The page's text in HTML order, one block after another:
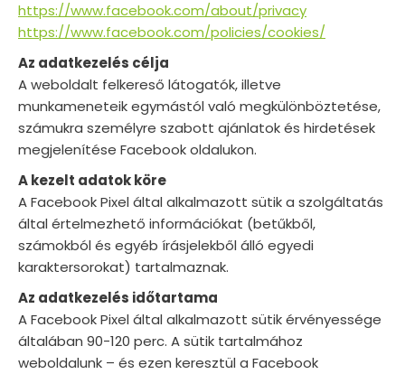
https://www.facebook.com/about/privacy
https://www.facebook.com/policies/cookies/
Az adatkezelés célja
A weboldalt felkereső látogatók, illetve
munkameneteik egymástól való megkülönböztetése,
számukra személyre szabott ajánlatok és hirdetések
megjelenítése Facebook oldalukon.
A kezelt adatok köre
A Facebook Pixel által alkalmazott sütik a szolgáltatás
által értelmezhető információkat (betűkből,
számokból és egyéb írásjelekből álló egyedi
karaktersorokat) tartalmaznak.
Az adatkezelés időtartama
A Facebook Pixel által alkalmazott sütik érvényessége
általában 90-120 perc. A sütik tartalmához
weboldalunk – és ezen keresztül a Facebook